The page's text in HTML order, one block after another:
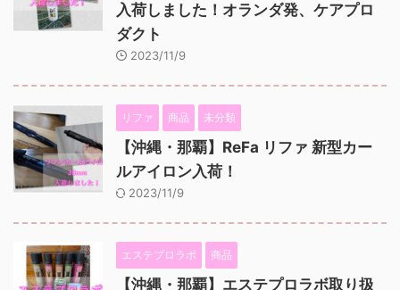
入荷しました！オランダ発、ケアプロ
ダクト
2023/11/9
リファ 商品 未分類
【沖縄・那覇】ReFa リファ 新型カー
ルアイロン入荷！
2023/11/9
エステプロラボ 商品
【沖縄・那覇】エステプロラボ取り扱